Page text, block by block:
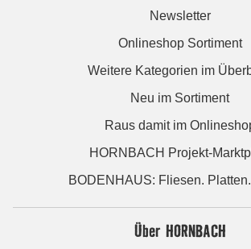
Newsletter
Onlineshop Sortiment
Weitere Kategorien im
Neu im Sortiment
Raus damit im
HORNBACH Projekt-
BODENHAUS: Fliesen.
Über HORNBACH